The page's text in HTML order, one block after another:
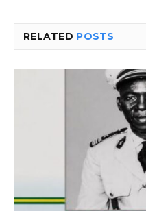
RELATED POSTS